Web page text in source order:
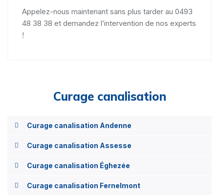
Appelez-nous maintenant sans plus tarder au 0493
48 38 38 et demandez l’intervention de nos experts
!
Curage canalisation
Curage canalisation Andenne
Curage canalisation Assesse
Curage canalisation Éghezée
Curage canalisation Fernelmont